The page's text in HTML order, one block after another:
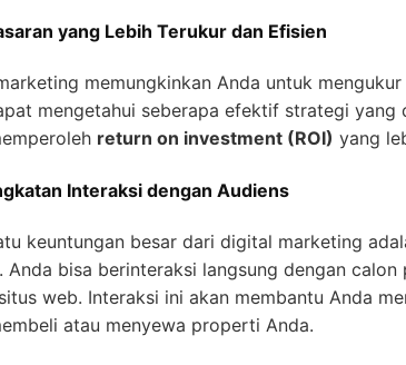
yang Lebih Terukur dan Efisien
memungkinkan Anda untuk
mengetahui seberapa efektif strategi yang
return on investment (ROI) yang
Interaksi dengan Audiens
keuntungan besar dari digital marketing
Anda bisa berinteraksi langsung dengan
web. Interaksi ini akan membantu Anda
atau menyewa properti Anda.